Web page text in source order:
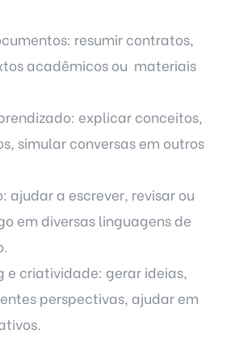
resumir contratos,
acadêmicos ou materiais
explicar conceitos,
simular conversas em outros
ajudar a escrever, revisar ou
em diversas linguagens de
e criatividade: gerar ideias,
perspectivas, ajudar em